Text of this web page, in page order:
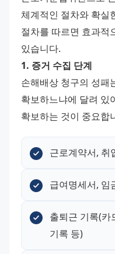
체계적인 절차와 확실
절차를 따르면 효과적
있습니다.
1. 증거 수집 단계
손해배상 청구의 성패
확보하느냐에 달려 있
확보하는 것이 중요합
근로계약서, 취
급여명세서, 임
출퇴근 기록(카
기록 등)